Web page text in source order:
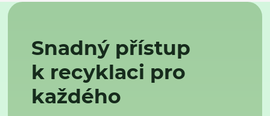
Snadný přístup
k recyklaci pro
každého